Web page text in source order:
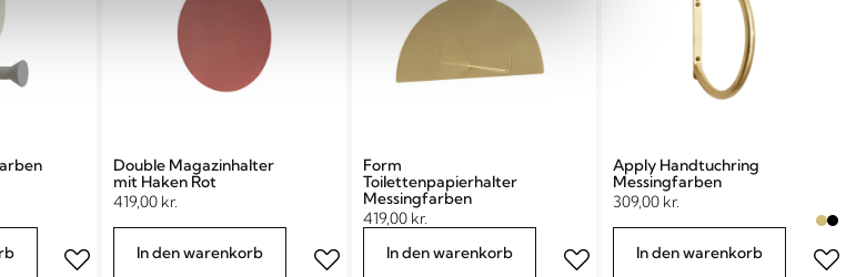
Double Magazinhalter
mit Haken Rot
419,00 kr.
In den warenkorb
Form
Toilettenpapierhalter
Messingfarben
419,00 kr.
In den warenkorb
Apply Handtuchring
Messingfarben
309,00 kr.
In den warenkorb